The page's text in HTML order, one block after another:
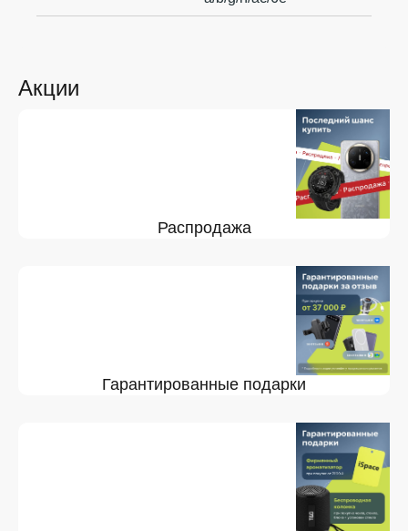
Акции
Распродажа
Гарантированные подарки